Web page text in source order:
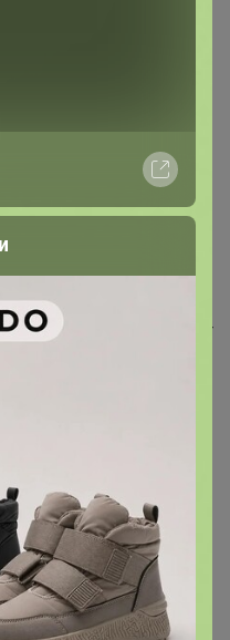
форму.
кольцо для
на свежем
※Этот продукт не
Пожалуйста,
огня.
исполнения: GB/T
этим изделием,
использовании, а
※2: поверхность ткани
свойствами (нет
Поскольку
ткани держится
изделие носится (или
раз, его
будет существовать
стирок эта